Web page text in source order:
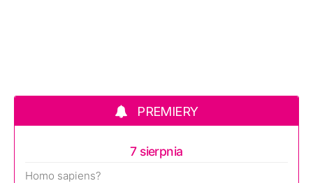
PREMIERY
7 sierpnia
Homo sapiens?